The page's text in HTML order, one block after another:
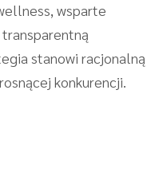
wsparte
stanowi racjonalną
konkurencji.